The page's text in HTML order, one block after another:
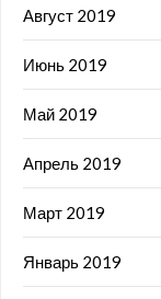
Август 2019
Июнь 2019
Май 2019
Апрель 2019
Март 2019
Январь 2019